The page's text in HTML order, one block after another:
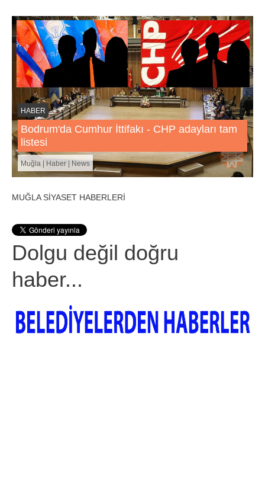
HABER
Bodrum'da Cumhur İttifakı - CHP adayları tam
listesi
Muğla | Haber | News
MUĞLA SİYASET HABERLERİ
Dolgu değil doğru
haber...